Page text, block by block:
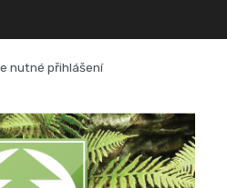
nutné přihlášení